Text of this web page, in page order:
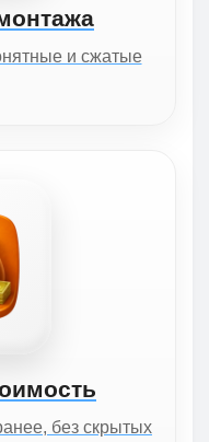
и сжатые
без скрытых